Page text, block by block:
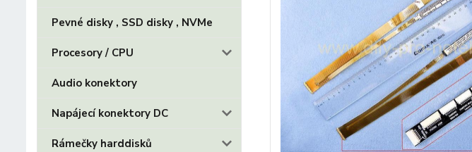
Pevné disky , SSD disky , NVMe
Procesory / CPU
Audio konektory
Napájecí konektory DC
Rámečky harddisků